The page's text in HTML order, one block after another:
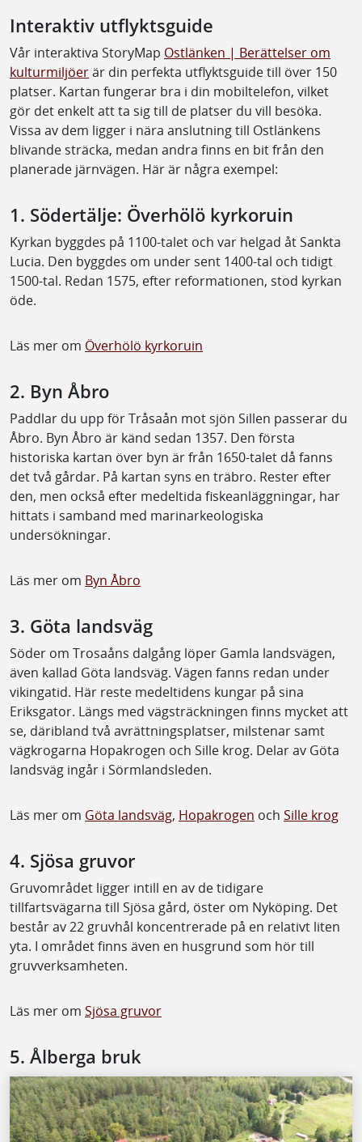
Interaktiv utflyktsguide
Vår interaktiva StoryMap Ostlänken | Berättelser om
kulturmiljöerär din perfekta utflyktsguide till över 150
platser. Kartan fungerar bra i din mobiltelefon, vilket
gör det enkelt att ta sig till de platser du vill besöka.
Vissa av dem ligger i nära anslutning till Ostlänkens
blivande sträcka, medan andra finns en bit från den
planerade järnvägen. Här är några exempel:
1. Södertälje: Överhölö kyrkoruin
Kyrkan byggdes på 1100-talet och var helgad åt Sankta
Lucia. Den byggdes om under sent 1400-tal och tidigt
1500-tal. Redan 1575, efter reformationen, stod kyrkan
öde.
Läs mer om Överhölö kyrkoruin
2. Byn Åbro
Paddlar du upp för Tråsaån mot sjön Sillen passerar du
Åbro. Byn Åbro är känd sedan 1357. Den första
historiska kartan över byn är från 1650-talet då fanns
det två gårdar. På kartan syns en träbro. Rester efter
den, men också efter medeltida fiskeanläggningar, har
hittats i samband med marinarkeologiska
undersökningar.
Läs mer om Byn Åbro
3. Göta landsväg
Söder om Trosaåns dalgång löper Gamla landsvägen,
även kallad Göta landsväg. Vägen fanns redan under
vikingatid. Här reste medeltidens kungar på sina
Eriksgator. Längs med vägsträckningen finns mycket att
se, däribland två avrättningsplatser, milstenar samt
vägkrogarna Hopakrogen och Sille krog. Delar av Göta
landsväg ingår i Sörmlandsleden.
Läs mer om Göta landsväg, Hopakrogen och Sille krog
4. Sjösa gruvor
Gruvområdet ligger intill en av de tidigare
tillfartsvägarna till Sjösa gård, öster om Nyköping. Det
består av 22 gruvhål koncentrerade på en relativt liten
yta. I området finns även en husgrund som hör till
gruvverksamheten.
Läs mer om Sjösa gruvor
5. Ålberga bruk